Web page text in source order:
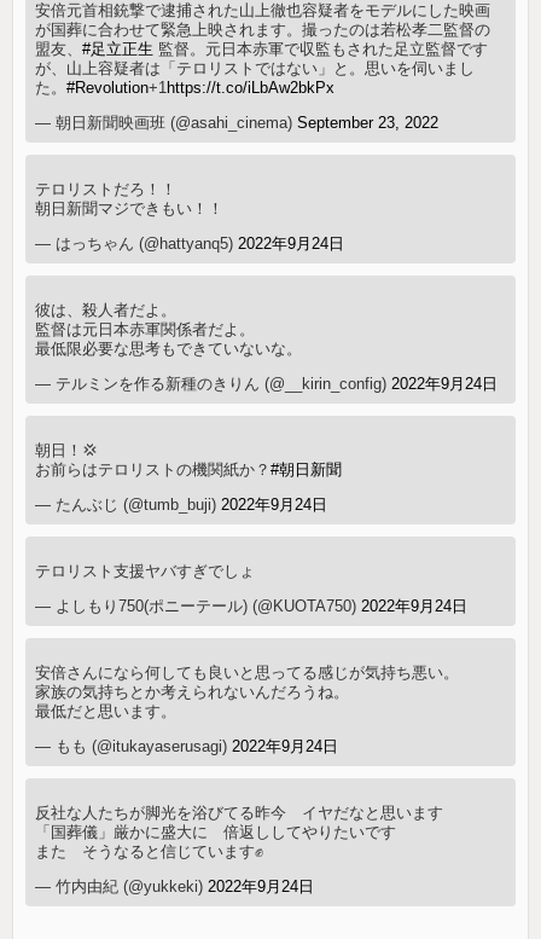
安倍元首相銃撃で逮捕された山上徹也容疑者をモデルにした映画
が国葬に合わせて緊急上映されます。撮ったのは若松孝二監督の
盟友、#足立正生 監督。元日本赤軍で収監もされた足立監督です
が、山上容疑者は「テロリストではない」と。思いを伺いまし
た。#Revolution+1https://t.co/iLbAw2bkPx
— 朝日新聞映画班 (@asahi_cinema)September 23, 2022
テロリストだろ！！
朝日新聞マジできもい！！
— はっちゃん (@hattyanq5)2022年9月24日
彼は、殺人者だよ。
監督は元日本赤軍関係者だよ。
最低限必要な思考もできていないな。
— テルミンを作る新種のきりん (@__kirin_config)2022年9月24日
朝日！💢
お前らはテロリストの機関紙か？#朝日新聞
— たんぶじ (@tumb_buji)2022年9月24日
テロリスト支援ヤバすぎでしょ
— よしもり750(ポニーテール) (@KUOTA750)2022年9月24日
安倍さんになら何しても良いと思ってる感じが気持ち悪い。
家族の気持ちとか考えられないんだろうね。
最低だと思います。
— もも (@itukayaserusagi)2022年9月24日
反社な人たちが脚光を浴びてる昨今 イヤだなと思います
「国葬儀」厳かに盛大に 倍返ししてやりたいです
また そうなると信じています✊
— 竹内由紀 (@yukkeki)2022年9月24日